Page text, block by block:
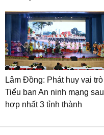
Lâm Đồng: Phát huy vai trò
Tiểu ban An ninh mạng sau
hợp nhất 3 tỉnh thành